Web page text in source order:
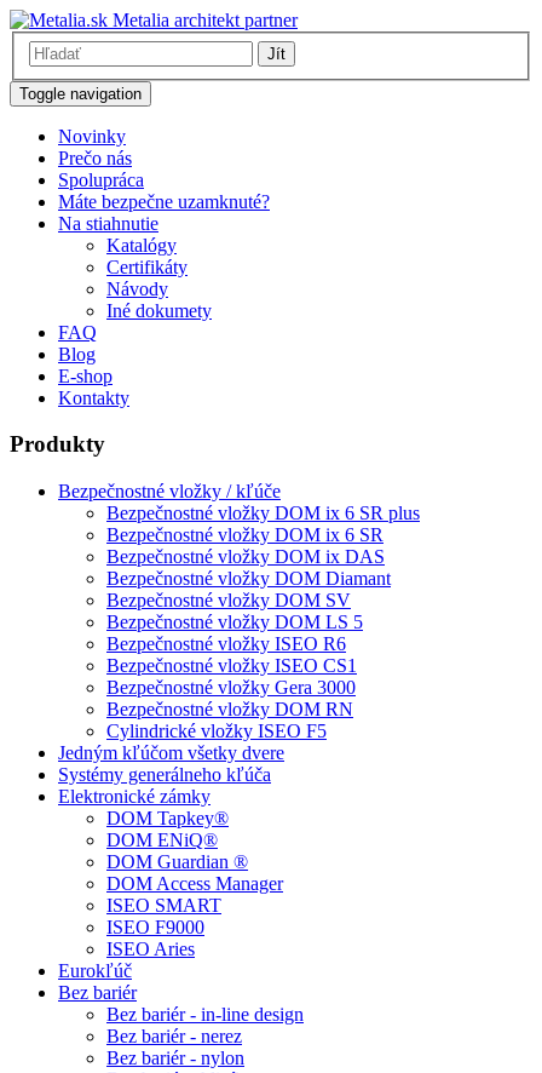
Metalia architekt partner
Jít
Toggle navigation
Novinky
Prečo nás
Spolupráca
Máte bezpečne uzamknuté?
Na stiahnutie
Katalógy
Certifikáty
Návody
Iné dokumety
FAQ
Blog
E-shop
Kontakty
Produkty
Bezpečnostné vložky / kľúče
Bezpečnostné vložky DOM ix 6 SR plus
Bezpečnostné vložky DOM ix 6 SR
Bezpečnostné vložky DOM ix DAS
Bezpečnostné vložky DOM Diamant
Bezpečnostné vložky DOM SV
Bezpečnostné vložky DOM LS 5
Bezpečnostné vložky ISEO R6
Bezpečnostné vložky ISEO CS1
Bezpečnostné vložky Gera 3000
Bezpečnostné vložky DOM RN
Cylindrické vložky ISEO F5
Jedným kľúčom všetky dvere
Systémy generálneho kľúča
Elektronické zámky
DOM Tapkey®
DOM ENiQ®
DOM Guardian ®
DOM Access Manager
ISEO SMART
ISEO F9000
ISEO Aries
Eurokľúč
Bez bariér
Bez bariér - in-line design
Bez bariér - nerez
Bez bariér - nylon